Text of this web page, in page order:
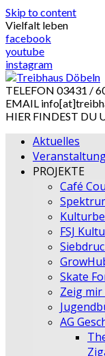
Skip to content
Vielfalt leben
facebook
youtube
instagram
TELEFON 03431 /
EMAIL
HIER FINDEST DU
Aktuelles
PROJEKTE
Café
FSJ
Skate
Zeig
AG